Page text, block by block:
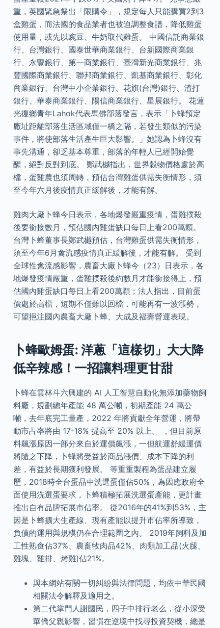
重，英國緊急祭出「限購令」，規定每人只能購買2到3
盒雞蛋，而法國的食品業者也被迫調整食譜，降低雞蛋
使用量，或先以豌豆、牛奶取代雞蛋。 中國信託商業銀
行、台灣銀行、國泰世華商業銀行、台新國際商業銀
行、永豐銀行、第一商業銀行、臺灣新光商業銀行、兆
豐國際商業銀行、聯邦商業銀行、凱基商業銀行、彰化
商業銀行、台灣中小企業銀行、花旗(台灣)銀行、渣打
銀行、華泰商業銀行、陽信商業銀行、星展銀行。 花蓮
光復鄉青年Lahok代表馬佛部落發言，表示「卜蜂預定
廠址距離部落生活區域僅一橋之隔，若發生類似的污染
事件，將使部落生活產生巨大影響。」她認為卜蜂沒有
事先溝通，卻乏基本尊重，部落的年輕人已經開始覺
醒，絕對反對到底。 鄭武樾指出，世界穀物價格處於高
檔，蛋雞農也須周轉，預估台灣雞蛋供需失衡情形，須
至今年六月後疫情真正緩解後，才能有解。
雞肉大廠卜蜂今日表示，各地爆發嚴重疫情，蛋雞撲殺
後要銜接數月，預估國內雞蛋缺口每日上看200萬顆。
台灣卜蜂董事長鄭武樾預估，台灣雞蛋供需失衡情形，
須至今年6月禽流感疫情真正緩解後，才能有解。 受到
全球性禽流感影響，農畜大廠卜蜂今（23）日表示，各
地爆發疫情嚴重，蛋雞撲殺後約數月才能銜接得上，預
估國內雞蛋缺口每日上看200萬顆；法人指出，目前蛋
價處於高檔，短期不僅難以回檔，可能再有一波漲勢，
可望挹注國內農畜大廠卜蜂、大成及福壽營運表現。
卜蜂歐姆蛋: 洋蔥「這樣切」大大降
低辛辣感！一招讓料理更甘甜
卜蜂在雲林斗六興建的 AI 人工智慧自動化無添加藥物飼
料廠，規劃總年產能 48 萬公噸，初期產能 24 萬公
噸，去年底完工量產，2022 年將貢獻全年營運，將帶
動市占率將由 17-18% 提高至 20% 以上。 ，但目前原
料飆漲原因一部分來自於運價飆漲，一但航運舒緩運價
將隨之下降，卜蜂將受益於商品漲價、成本下降的利
差，有益於長期獲利發展。 等重重製程為蛋品建立履
歷，2018時全台蛋品中洗選蛋僅佔50%，為因應政府全
面使用洗選蛋要求，卜蜂積極拓展洗選蛋產能，更計畫
推出自有品牌拓展市佔率。 從2016年的41%到53%，主
因是卜蜂擴大生產線、現有產能以提升市佔率所導致，
負債的運用與規模仍在合理範圍之內。 2019年飼料及加
工性熟食佔37%、農畜牧肉品42%、肉類加工品(火腿、
雞塊、雞排、烤雞)佔21%。
與本網站有關一切糾紛與法律問題，均依中華民國
相關法令解釋及適用之。
第二代掌門人謝國民，四子中排行老么，從小深受
華僑父親影響，習慣在逆境中找尋投資契機，總是